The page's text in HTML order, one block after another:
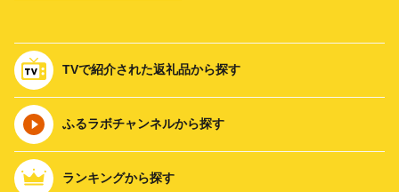
TVで紹介された返礼品から探す
ふるラボチャンネルから探す
ランキングから探す